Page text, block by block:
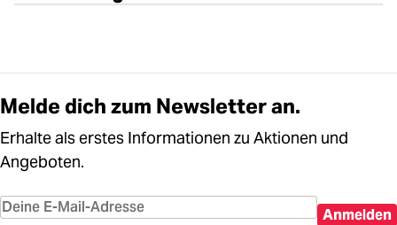
Melde dich zum Newsletter an.
Erhalte als erstes Informationen zu Aktionen und
Angeboten.
Anmelden